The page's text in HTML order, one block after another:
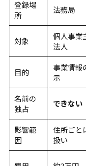
登録場
所
法務局
対象
個人事業
法人
目的
事業情報
示
名前の
独占
できない
影響範
囲
住所ごと
扱い